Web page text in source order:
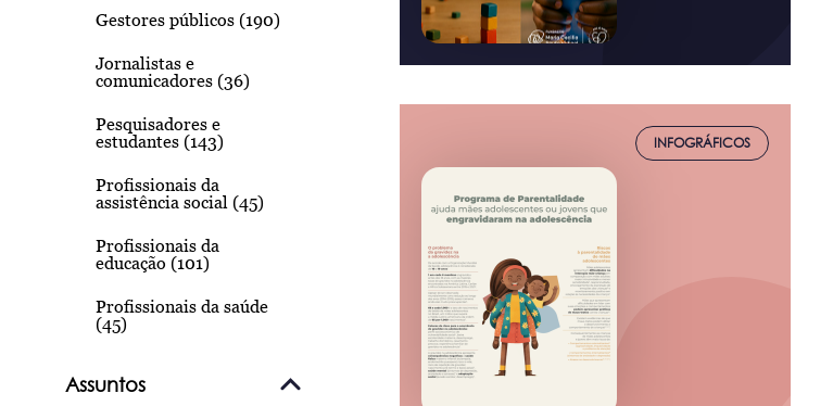
Gestores públicos (190)
Jornalistas e
comunicadores (36)
Pesquisadores e
estudantes (143)
Profissionais da
assistência social (45)
Profissionais da
educação (101)
Profissionais da saúde
(45)
Assuntos
INFOGRÁFICOS